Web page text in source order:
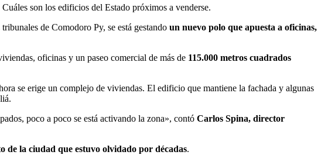
son los edificios del Estado próximos a venderse.
de Comodoro Py, se está gestando un nuevo polo que apuesta a oficinas,
oficinas y un paseo comercial de más de 115.000 metros cuadrados
se erige un complejo de viviendas. El edificio que mantiene la fachada y algunas
poco a poco se está activando la zona», contó Carlos Spina, director
de la ciudad que estuvo olvidado por décadas.